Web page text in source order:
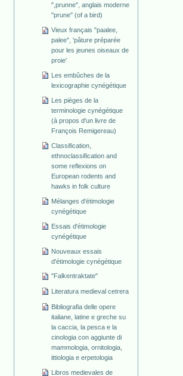
",prunne", anglais moderne
"prune" (of a bird)
Vieux français "paalee,
palee", 'pâture préparée
pour les jeunes oiseaux de
proie'
Les embûches de la
lexicographie cynégétique
Les pièges de la
terminologie cynégétique
(à propos d'un livre de
François Remigereau)
Classification,
ethnoclassification and
some reflexions on
European rodents and
hawks in folk culture
Mélanges d'étimologie
cynégétique
Essais d'étimologie
cynégétique
Nouveaux essais
d'étimologie cynégétique
"Falkentraktate"
Literatura medieval cetrera
Bibliografia delle opere
italiane, latine e greche su
la caccia, la pesca e la
cinologia con aggiunte di
mammologia, ornitologia,
ittiologia e erpetologia
Libros medievales de